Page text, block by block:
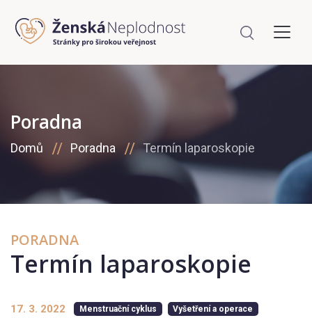
Poradna
Domů Poradna Termín laparoskopie
PORADNA
Termín laparoskopie
17. 3. 2022 Menstruační cyklus Vyšetření a operace